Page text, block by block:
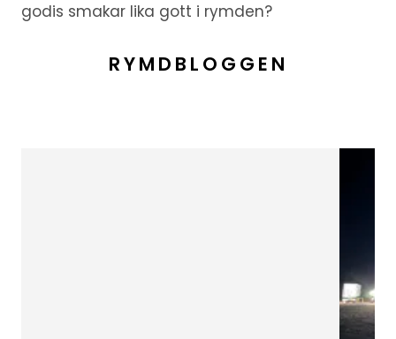
godis smakar lika gott i rymden?
RYMDBLOGGEN